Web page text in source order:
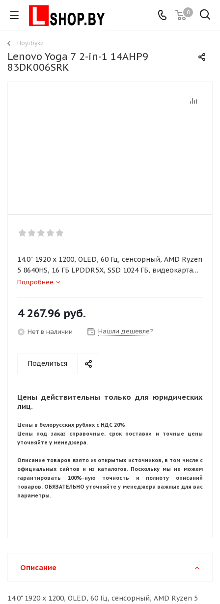
0
Ноутбуки
Lenovo Yoga 7 2-in-1 14AHP9
83DK006SRK
14.0" 1920 x 1200, OLED, 60 Гц, сенсорный, AMD Ryzen
5 8640HS, 16 ГБ LPDDR5X, SSD 1024 ГБ, видеокарта
встроенная, Windows 11 Home, цвет крышки серый,
Подробнее
4 267.96 руб.
Нет в наличии Нашли дешевле?
Поделиться
Цены действительны только для юридических
лиц.
Цены в белорусских рублях с НДС 20%
Цены под заказ справочные, срок поставки и точные цены
уточняйте у менеджера.
Описание товаров взято из открытых источников, в том числе с
официальных сайтов и из каталогов. Поскольку мы не можем
гарантировать 100%-ную точность и полноту описаний
товаров. ОБЯЗАТЕЛЬНО уточняйте у менеджера важные для вас
параметры.
Описание
14.0" 1920 x 1200, OLED, 60 Гц, сенсорный, AMD Ryzen 5